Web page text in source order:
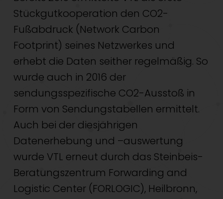
Stückgutkooperation den CO2-
Fußabdruck (Network Carbon
Footprint) seines Netzwerkes und
erhebt die Daten seither regelmäßig. So
wurde auch in 2016 der
sendungsspezifische CO2-Ausstoß in
Form von Sendungstabellen ermittelt.
Auch bei der diesjährigen
Datenerhebung und –auswertung
wurde VTL erneut durch das Steinbeis-
Beratungszentrum Forwarding and
Logistic Center (FORLOGIC), Heilbronn,